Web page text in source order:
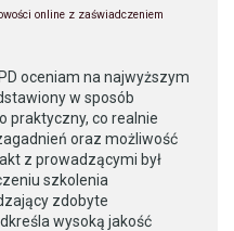
online z zaświadczeniem
oceniam na najwyższym
w sposób
praktyczny, co realnie
oraz możliwość
z prowadzącymi był
szkolenia
zdobyte
wysoką jakość